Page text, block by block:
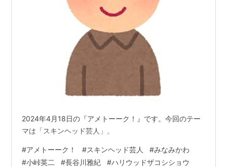
2024年4月18日の『アメトーーク！』です。今回のテー
マは「スキンヘッド芸人」。
#アメトーーク！ #スキンヘッド芸人 #みなみかわ
#小峠英二 #長谷川雅紀 #ハリウッドザコシショウ